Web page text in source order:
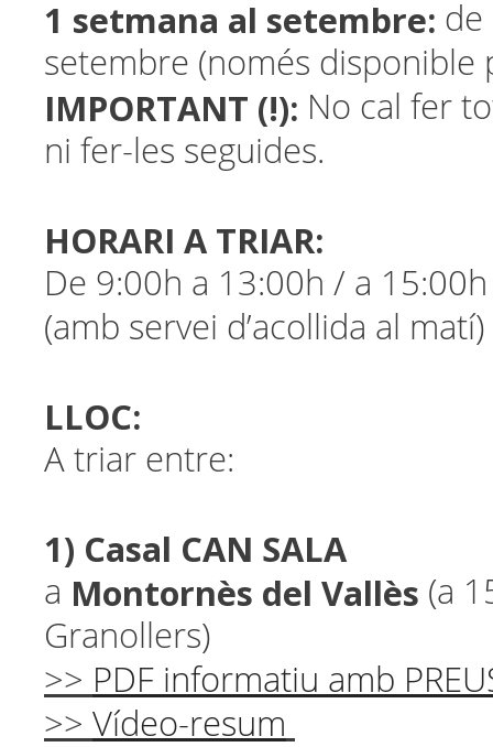
1 setmana al setembre: de
setembre (només disponible
IMPORTANT (!): No cal fer
ni fer-les seguides.
HORARI A TRIAR:
De 9:00h a 13:00h / a
(amb servei d’acollida al matí)
LLOC:
A triar entre:
1) Casal CAN SALA
a Montornès del Vallès (a
Granollers)
>> PDF informatiu amb
>> Vídeo-resum